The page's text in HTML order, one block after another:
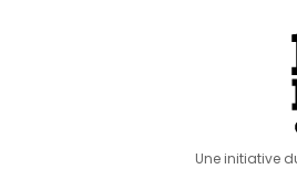
Une initiative